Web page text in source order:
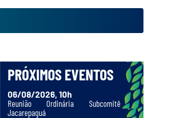
PRÓXIMOS EVENTOS
06/08/2026, 10h
Reunião Ordinária Subcomitê
Jacarepaguá